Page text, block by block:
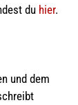
du hier.
und dem